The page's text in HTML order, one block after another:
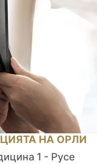
НА ОРЛИ
1 - Русе